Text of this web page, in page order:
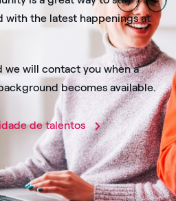
with the latest happenings at
we will contact you when a
becomes available.
de talentos